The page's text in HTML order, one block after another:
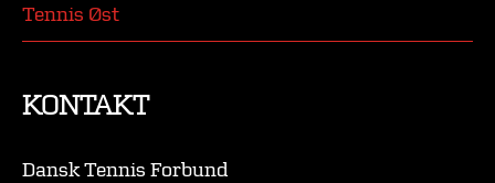
Tennis Øst
KONTAKT
Dansk Tennis Forbund